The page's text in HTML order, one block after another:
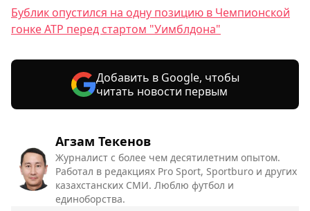
Агзам Текенов
Журналист с более чем десятилетним опытом.
Работал в редакциях Pro Sport, Sportburo и других
казахстанских СМИ. Люблю футбол и
единоборства.
Бублик опустился на одну позицию в Чемпионской
гонке ATP перед стартом "Уимблдона"
Добавить в Google, чтобы
читать новости первым